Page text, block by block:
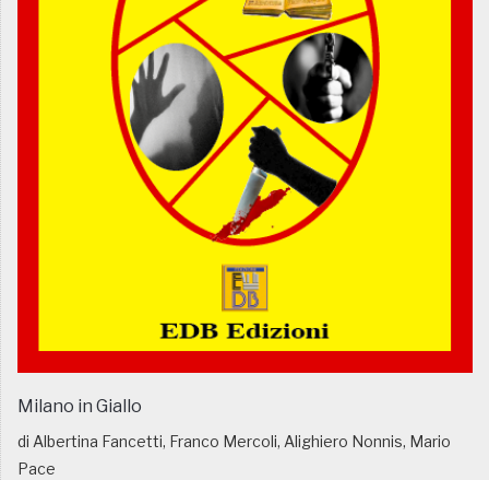
Milano in Giallo
di Albertina Fancetti, Franco Mercoli, Alighiero Nonnis, Mario
Pace